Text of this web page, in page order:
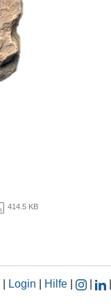
414.5 KB
Login Hilfe|